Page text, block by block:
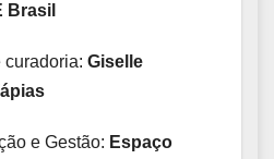
Brasil
curadoria: Giselle
e Gestão: Espaço